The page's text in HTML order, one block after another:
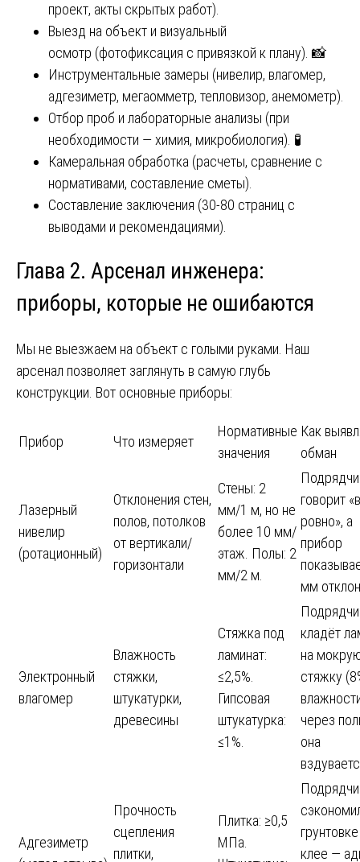
проект, акты скрытых работ).
Выезд на объект и визуальный
осмотр (фотофиксация с привязкой к плану). 📸
Инструментальные замеры (нивелир, влагомер,
адгезиметр, мегаомметр, тепловизор, анемометр).
Отбор проб и лабораторные анализы (при
необходимости — химия, микробиология). 🧪
Камеральная обработка (расчеты, сравнение с
нормативами, составление сметы).
Составление заключения (30-80 страниц с
выводами и рекомендациями).
Глава 2. Арсенал инженера:
приборы, которые не ошибаются
Мы не выезжаем на объект с голыми руками. Наш
арсенал позволяет заглянуть в самую глубь
конструкции. Вот основные приборы:
Прибор Что измеряет
Нормативные
значения
Как
обман
Лазерный
нивелир
(ротационный)
Отклонения стен,
полов, потолков
от вертикали/
горизонтали
Стены: 2
мм/1 м, но не
более 10 мм/
этаж. Полы: 2
мм/2 м.
говорит
ровно», а
прибор
мм
Электронный
влагомер
Влажность
стяжки,
штукатурки,
древесины
Стяжка под
ламинат:
≤2,5%.
Гипсовая
штукатурка:
≤1%.
кладёт
на
стяжку
через
она
Адгезиметр
Прочность
сцепления
плитки,
Плитка: ≥0,5
МПа.
клее —